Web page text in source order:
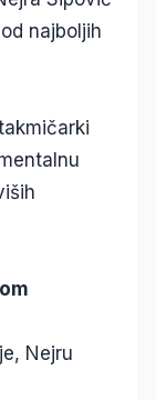
najboljih
Nejru